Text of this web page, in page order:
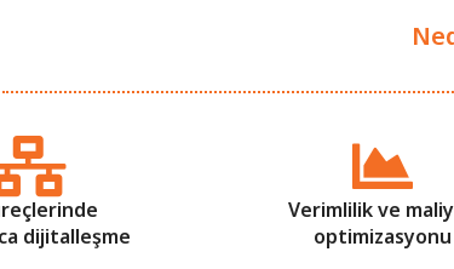
dijitalleşme
Verimlilik ve
optimizasyonu